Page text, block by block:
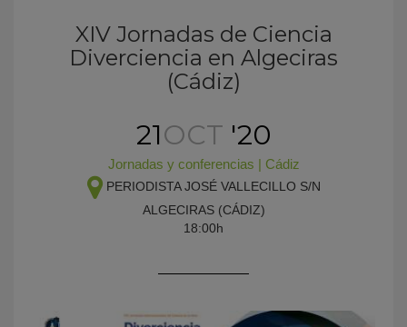
XIV Jornadas de Ciencia
Diverciencia en Algeciras
(Cádiz)
21OCT '20
Jornadas y conferencias | Cádiz
PERIODISTA JOSÉ VALLECILLO S/N
ALGECIRAS (CÁDIZ)
18:00h